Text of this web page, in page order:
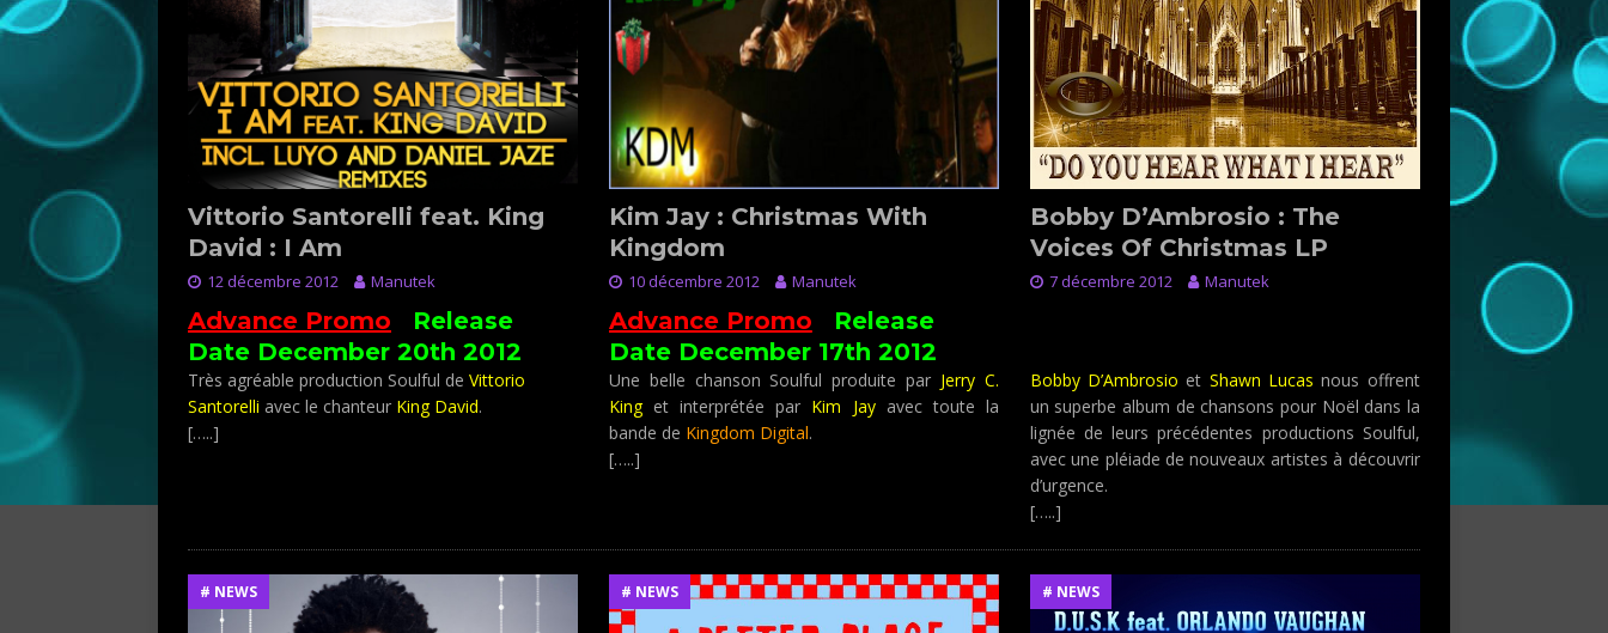
Vittorio Santorelli feat. King
David : I Am
12 décembre 2012 Manutek
Advance Promo
Release
Date December 20th 2012
Très agréable production Soulful de Vittorio
Santorelli avec le chanteur King David.
[…..]
Kim Jay : Christmas With
Kingdom
10 décembre 2012 Manutek
Advance Promo
Release
Date December 17th 2012
Une belle chanson Soulful produite par Jerry C.
Kinget interprétée par Kim Jayavec toute la
bande de Kingdom Digital.
[…..]
Bobby D’Ambrosio : The
Voices Of Christmas LP
7 décembre 2012 Manutek
Bobby D’Ambrosio et Shawn Lucas nous offrent
un superbe album de chansons pour Noël dans la
lignée de leurs précédentes productions Soulful,
avec une pléiade de nouveaux artistes à découvrir
d’urgence.
[…..]
# NEWS # NEWS # NEWS